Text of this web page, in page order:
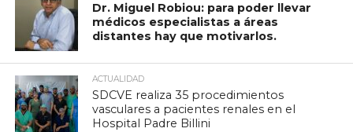
Dr. Miguel Robiou: para poder llevar
médicos especialistas a áreas
distantes hay que motivarlos.
ACTUALIDAD
SDCVE realiza 35 procedimientos
vasculares a pacientes renales en el
Hospital Padre Billini